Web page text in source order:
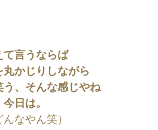
て言うならば
丸かじりしながら
う、そんな感じやね
今日は。
んなやん笑）